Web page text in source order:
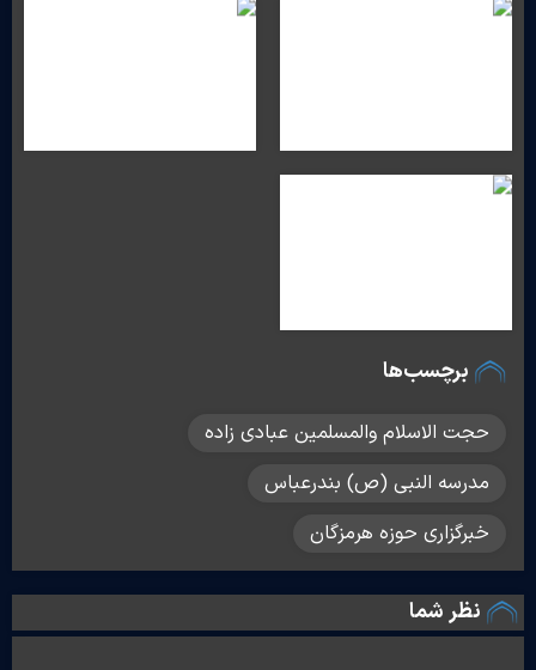
برچسب‌ها
حجت الاسلام والمسلمین عبادی زاده
مدرسه النبی (ص) بندرعباس
خبرگزاری حوزه هرمزگان
نظر شما